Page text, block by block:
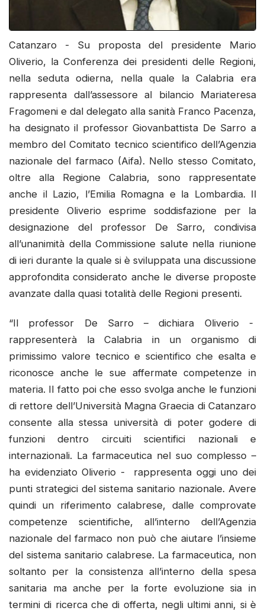
Catanzaro - Su proposta del presidente Mario
Oliverio, la Conferenza dei presidenti delle Regioni,
nella seduta odierna, nella quale la Calabria era
rappresenta dall’assessore al bilancio Mariateresa
Fragomeni e dal delegato alla sanità Franco Pacenza,
ha designato il professor Giovanbattista De Sarro a
membro del Comitato tecnico scientifico dell’Agenzia
nazionale del farmaco (Aifa). Nello stesso Comitato,
oltre alla Regione Calabria, sono rappresentate
anche il Lazio, l’Emilia Romagna e la Lombardia. Il
presidente Oliverio esprime soddisfazione per la
designazione del professor De Sarro, condivisa
all’unanimità della Commissione salute nella riunione
di ieri durante la quale si è sviluppata una discussione
approfondita considerato anche le diverse proposte
avanzate dalla quasi totalità delle Regioni presenti.
“Il professor De Sarro – dichiara Oliverio -
rappresenterà la Calabria in un organismo di
primissimo valore tecnico e scientifico che esalta e
riconosce anche le sue affermate competenze in
materia. Il fatto poi che esso svolga anche le funzioni
di rettore dell’Università Magna Graecia di Catanzaro
consente alla stessa università di poter godere di
funzioni dentro circuiti scientifici nazionali e
internazionali. La farmaceutica nel suo complesso –
ha evidenziato Oliverio - rappresenta oggi uno dei
punti strategici del sistema sanitario nazionale. Avere
quindi un riferimento calabrese, dalle comprovate
competenze scientifiche, all’interno dell’Agenzia
nazionale del farmaco non può che aiutare l’insieme
del sistema sanitario calabrese. La farmaceutica, non
soltanto per la consistenza all’interno della spesa
sanitaria ma anche per la forte evoluzione sia in
termini di ricerca che di offerta, negli ultimi anni, si è